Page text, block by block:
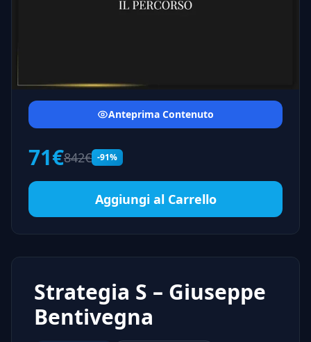
Anteprima Contenuto
71€842€ -91%
Aggiungi al Carrello
Strategia S – Giuseppe
Bentivegna